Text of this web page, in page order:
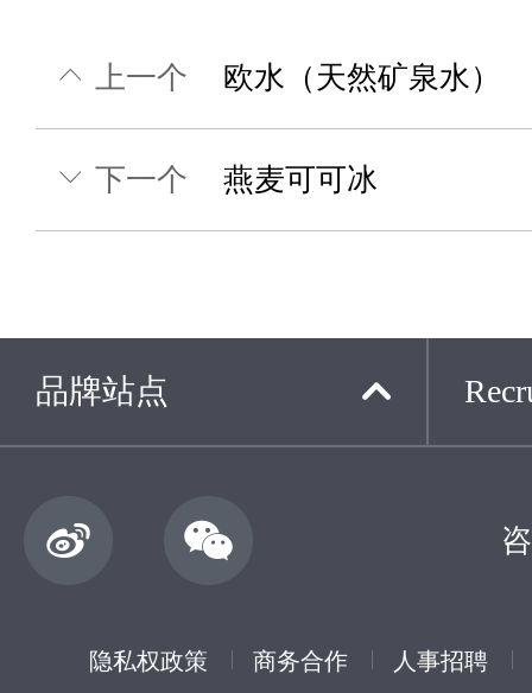
上一个 欧水（天然矿泉水）
下一个 燕麦可可冰
品牌站点
隐私权政策 商务合作 人事招聘